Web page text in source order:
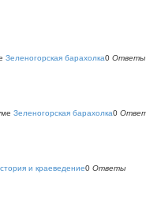
Зеленогорская барахолка0 Ответы
Зеленогорская барахолка0
и краеведение0 Ответы